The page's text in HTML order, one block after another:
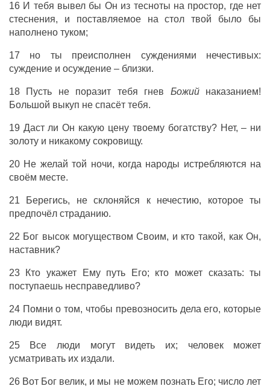
16 И тебя вывел бы Он из тесноты на простор, где нет
стеснения, и поставляемое на стол твой было бы
наполнено туком;
17 но ты преисполнен суждениями нечестивых:
суждение и осуждение – близки.
18 Пусть не поразит тебя гнев Божийнаказанием!
Большой выкуп не спасёт тебя.
19 Даст ли Он какую цену твоему богатству? Нет, – ни
золоту и никакому сокровищу.
20 Не желай той ночи, когда народы истребляются на
своём месте.
21 Берегись, не склоняйся к нечестию, которое ты
предпочёл страданию.
22 Бог высок могуществом Своим, и кто такой, как Он,
наставник?
23 Кто укажет Ему путь Его; кто может сказать: ты
поступаешь несправедливо?
24 Помни о том, чтобы превозносить дела его, которые
люди видят.
25 Все люди могут видеть их; человек может
усматривать их издали.
26 Вот Бог велик, и мы не можем познать Его; число лет